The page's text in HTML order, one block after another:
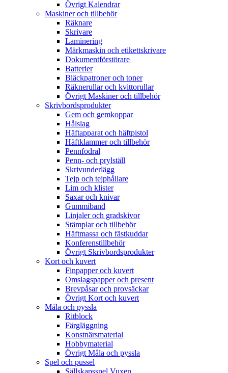
Övrigt Kalendrar
Maskiner och tillbehör
Räknare
Skrivare
Laminering
Märkmaskin och etikettskrivare
Dokumentförstörare
Batterier
Bläckpatroner och toner
Räknerullar och kvittorullar
Övrigt Maskiner och tillbehör
Skrivbordsprodukter
Gem och gemkoppar
Hålslag
Häftapparat och häftpistol
Häftklammer och tillbehör
Pennfodral
Penn- och prylställ
Skrivunderlägg
Tejp och tejphållare
Lim och klister
Saxar och knivar
Gummiband
Linjaler och gradskivor
Stämplar och tillbehör
Häftmassa och fästkuddar
Konferenstillbehör
Övrigt Skrivbordsprodukter
Kort och kuvert
Finpapper och kuvert
Omslagspapper och present
Brevpåsar och provsäckar
Övrigt Kort och kuvert
Måla och pyssla
Ritblock
Färgläggning
Konstnärsmaterial
Hobbymaterial
Övrigt Måla och pyssla
Spel och pussel
Sällskapsspel Vuxen